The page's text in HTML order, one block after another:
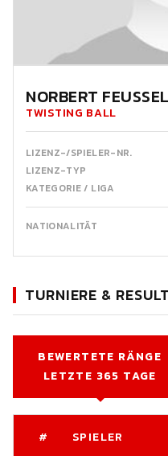
NORBERT FEUSSEL
TWISTING BALL
LIZENZ-/SPIELER-NR.
LIZENZ-TYP
KATEGORIE / LIGA
NATIONALITÄT
TURNIERE &
BEWERTETE RÄNGE
LETZTE 365 TAGE
# SPIELER